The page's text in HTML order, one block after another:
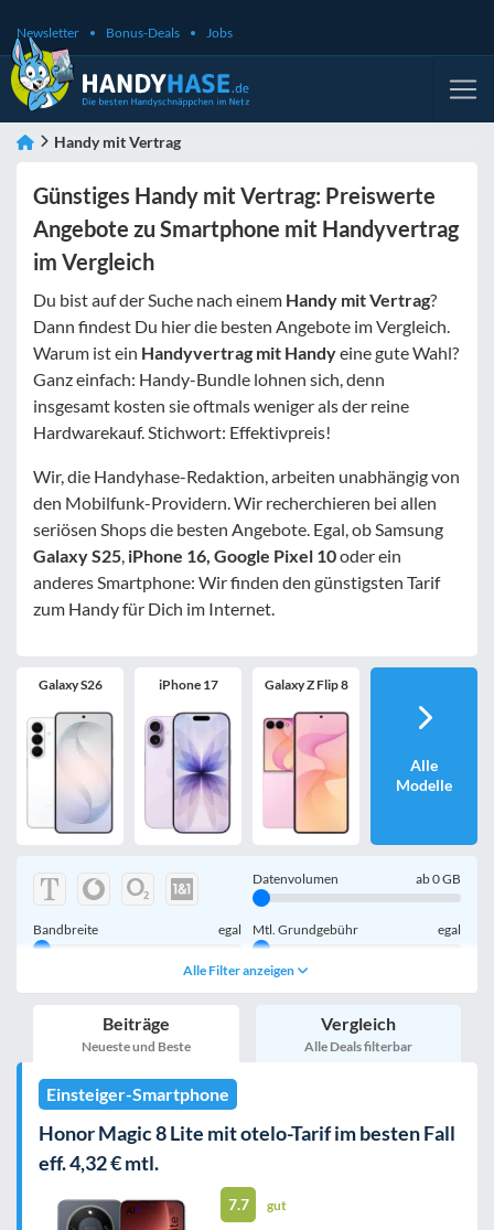
Newsletter Bonus-Deals Jobs
Handy mit Vertrag
Günstiges Handy mit Vertrag: Preiswerte
Angebote zu Smartphone mit Handyvertrag
im Vergleich
Du bist auf der Suche nach einem Handy mit Vertrag?
Dann findest Du hier die besten Angebote im Vergleich.
Warum ist ein Handyvertrag mit Handyeine gute Wahl?
Ganz einfach: Handy-Bundle lohnen sich, denn
insgesamt kosten sie oftmals weniger als der reine
Hardwarekauf. Stichwort: Effektivpreis!
Wir, die Handyhase-Redaktion, arbeiten unabhängig von
den Mobilfunk-Providern. Wir recherchieren bei allen
seriösen Shops die besten Angebote. Egal, ob Samsung
Galaxy S25, iPhone 16, Google Pixel 10oder ein
anderes Smartphone: Wir finden den günstigsten Tarif
zum Handy für Dich im Internet.
Galaxy S26 iPhone 17 Galaxy Z Flip 8
Alle
Modelle
Datenvolumen ab0GB
Bandbreite egal Mtl. Grundgebühr egal
egal
inkl. Young-Tarife
nur 5G-Tarife inkl. Kombi-Tarife
mobile Festnetznummer
Alle Filter anzeigen
Beiträge
Neueste und Beste
Vergleich
Alle Deals filterbar
Einsteiger-Smartphone
Honor Magic 8 Lite mit otelo-Tarif im besten Fall
eff. 4,32 € mtl.
7.7 gut